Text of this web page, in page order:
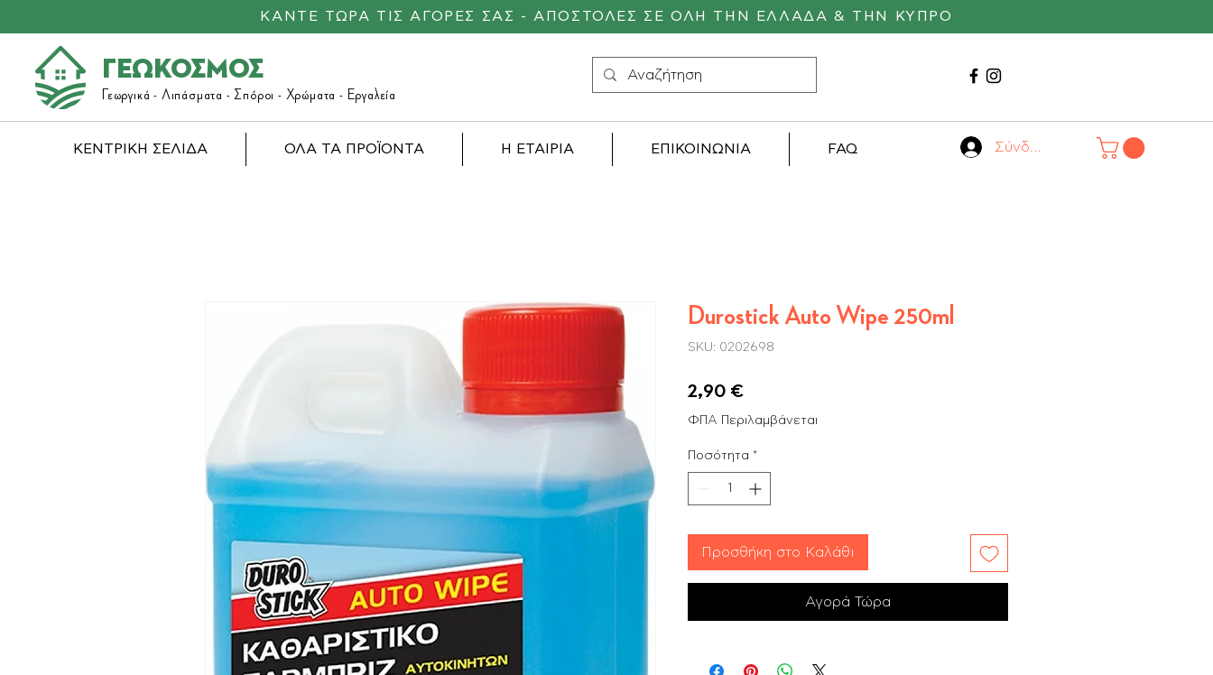
ΓΕΩΚΟΣΜΟΣ
Γεωργικά - Λιπάσματα - Σπόροι - Χρώματα - Εργαλεία
ΚΕΝΤΡΙΚΗ ΣΕΛΙΔΑ ΟΛΑ ΤΑ ΠΡΟΪΟΝΤΑ Η ΕΤΑΙΡΙΑ ΕΠΙΚΟΙΝΩΝΙΑ FAQ Σύνδεση
ΚΑΝΤΕ ΤΩΡΑ ΤΙΣ ΑΓΟΡΕΣ ΣΑΣ - ΑΠΟΣΤΟΛΕΣ ΣΕ ΟΛΗ ΤΗΝ ΕΛΛΑΔΑ & ΤΗΝ ΚΥΠΡΟ
Durostick Auto Wipe 250ml
SKU: 0202698
2,90 €Τιμή
ΦΠΑ Περιλαμβάνεται
Ποσότητα *
Προσθήκη στο Καλάθι
Αγορά Τώρα